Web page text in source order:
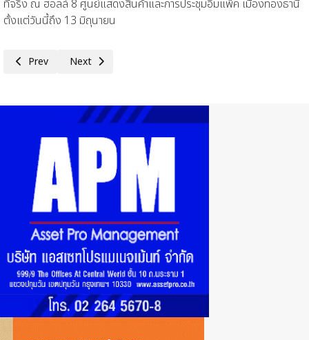
ที่จริง ณ ฮอลล์ 8 ศูนย์แสดงสินค้าและการประชุมอิมแพ็ค เมืองทองธานี
ตั้งแต่วันนี้ถึง 13 มิถุนายน
Previous article: งานแสดงเทคโนโลยีอัจฉริยะปีที่ 2 (OCTF Smart Tech
Prev Next article: หอการค้าเวียดนาม-ไทย เปิดตัวด้วยงานเลี้ยงใหญ่
Next